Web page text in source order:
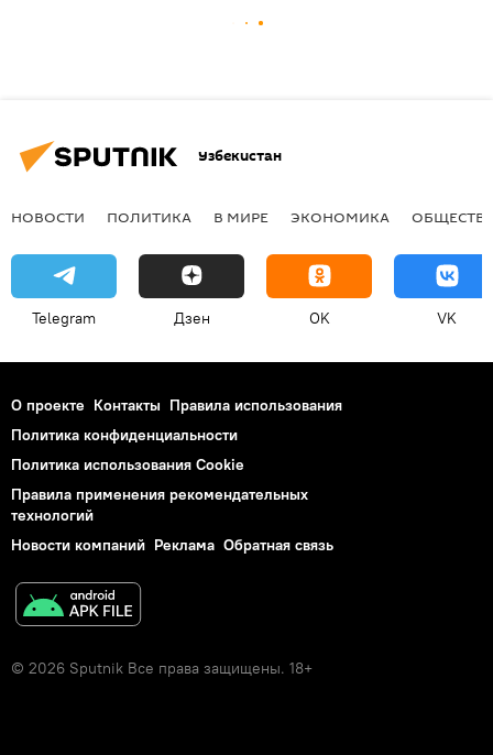
Узбекистан
НОВОСТИ ПОЛИТИКА В МИРЕ ЭКОНОМИКА
Telegram Дзен OK VK
О проекте Контакты Правила использования
Политика конфиденциальности
Политика использования Cookie
Правила применения рекомендательных
технологий
Новости компаний Реклама Обратная связь
© 2026 Sputnik Все права защищены. 18+